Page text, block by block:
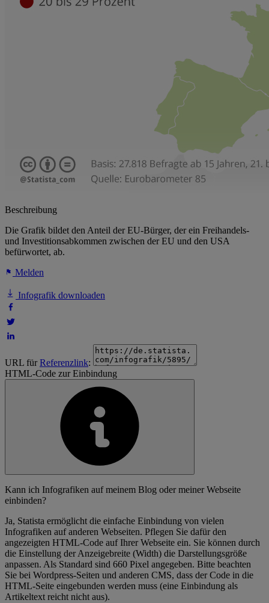
Beschreibung
Die Grafik bildet den Anteil der EU-Bürger, der ein Freihandels-
und Investitionsabkommen zwischen der EU und den USA
befürwortet, ab.
Melden
Infografik downloaden
URL fürReferenzlink:
HTML-Code zur Einbindung
Kann ich Infografiken auf meinem Blog oder meiner Webseite
einbinden?
Ja, Statista ermöglicht die einfache Einbindung von vielen
Infografiken auf anderen Webseiten. Pflegen Sie dafür den
angezeigten HTML-Code auf Ihrer Webseite ein. Sie können durch
die Einstellung der Anzeigebreite (Width) die Darstellungsgröße
anpassen. Als Standard sind 660 Pixel angegeben. Bitte beachten
Sie bei Wordpress-Seiten und anderen CMS, dass der Code in die
HTML-Seite eingebunden werden muss (eine Einbindung als
Artikeltext reicht nicht aus).